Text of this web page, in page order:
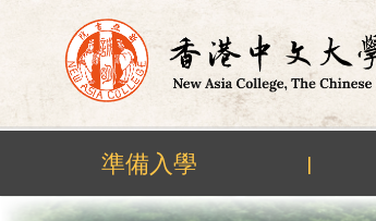
Skip
準備入學 |